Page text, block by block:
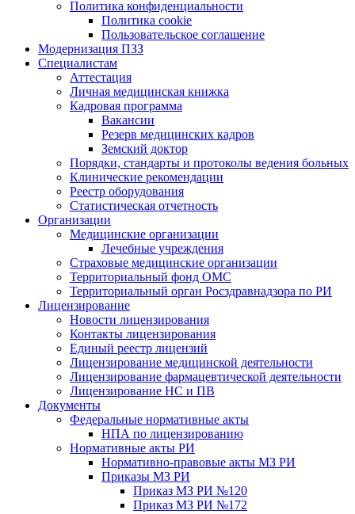
Политика конфиденциальности
Политика cookie
Пользовательское соглашение
Модернизация ПЗЗ
Специалистам
Аттестация
Личная медицинская книжка
Кадровая программа
Вакансии
Резерв медицинских кадров
Земский доктор
Порядки, стандарты и протоколы ведения больных
Клинические рекомендации
Реестр оборудования
Статистическая отчетность
Организации
Медицинские организации
Лечебные учреждения
Страховые медицинские организации
Территориальный фонд ОМС
Территориальный орган Росздравнадзора по РИ
Лицензирование
Новости лицензирования
Контакты лицензирования
Единый реестр лицензий
Лицензирование медицинской деятельности
Лицензирование фармацевтической деятельности
Лицензирование НС и ПВ
Документы
Федеральные нормативные акты
НПА по лицензированию
Нормативные акты РИ
Нормативно-правовые акты МЗ РИ
Приказы МЗ РИ
Приказ МЗ РИ №120
Приказ МЗ РИ №172